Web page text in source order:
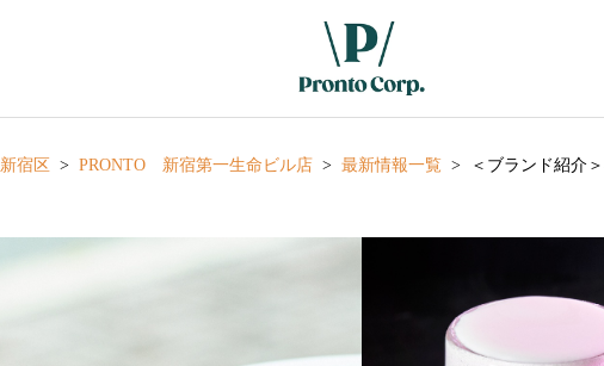
新宿区 PRONTO 新宿第一生命ビル店 最新情報一覧 ＜ブランド紹介